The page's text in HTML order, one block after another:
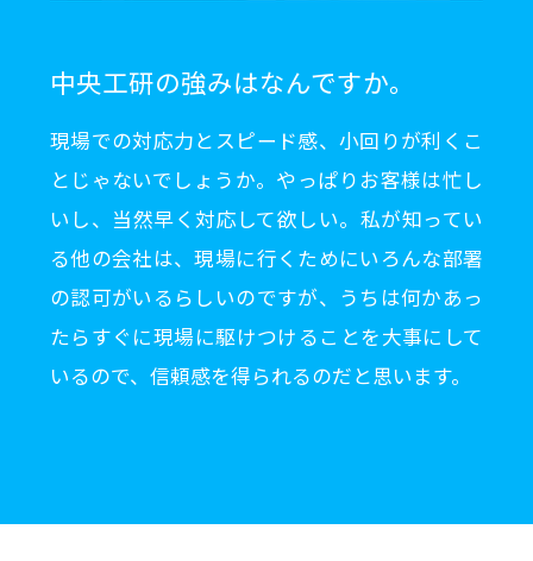
中央工研の強みはなんですか。
現場での対応力とスピード感、小回りが利くこ
とじゃないでしょうか。やっぱりお客様は忙し
いし、当然早く対応して欲しい。私が知ってい
る他の会社は、現場に行くためにいろんな部署
の認可がいるらしいのですが、うちは何かあっ
たらすぐに現場に駆けつけることを大事にして
いるので、信頼感を得られるのだと思います。